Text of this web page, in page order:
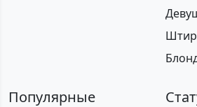
Популярные